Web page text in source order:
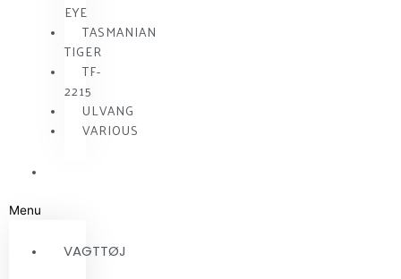
EYE
TASMANIAN
TIGER
TF-
2215
ULVANG
VARIOUS
Menu
VAGTTØJ